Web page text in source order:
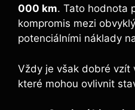
000 km. Tato hodnota
kompromis mezi
potenciálními náklady
Vždy je však dobré vzít
které mohou ovlivnit